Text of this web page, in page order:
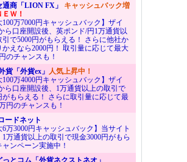
通商「LION FX」 キャッシュバック増
Ｗ！
100万7000円キャッシュバック】ザイ
ら口座開設後、英ポンド/円1万通貨以
引で5000円がもらえる！ さらに他社か
かえなら2000円！ 取引量に応じて最大
のチャンスも！
貨「外貨ex」 人気上昇中！
100万4000円キャッシュバック】ザイ
ら口座開設後、1万通貨以上の取引で
がもらえる！ さらに取引量に応じて最
円のチャンスも！
ードネット
6万3000円キャッシュバック】当サイト
1万通貨以上の取引で現金3000円がもら
ャンペーン実施中！
っとコム「外貨ネクストネオ」